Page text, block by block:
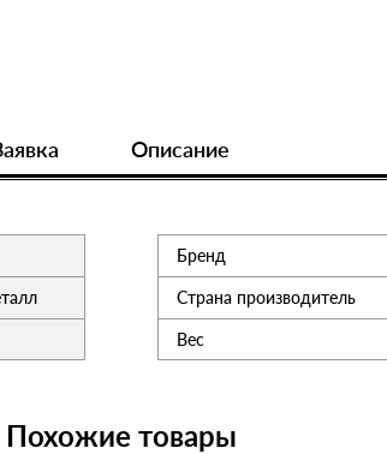
Описание
Бренд
Страна производитель
Вес
Похожие товары